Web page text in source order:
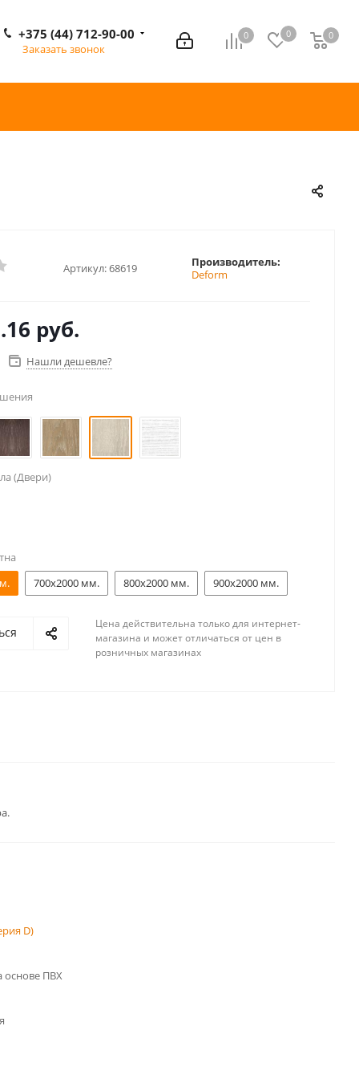
0 0 0
0
+375 (44) 712-90-00
Заказать звонок
Артикул:68619
Производитель:
Deform
руб.
Нашли дешевле?
(Двери)
700x2000 мм. 800x2000 мм. 900x2000 мм.
Цена действительна только для интернет-
магазина и может отличаться от цен в
розничных магазинах
D)
основе ПВХ